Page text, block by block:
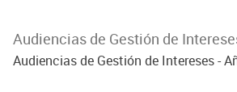
Audiencias de Gestión de
Audiencias de Gestión de Intereses -